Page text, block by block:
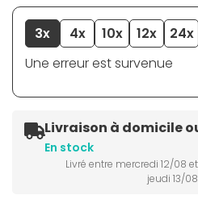
3x 4x 10x 12x
24x
Une erreur est survenue
Livraison à domicile
En stock
Livré entre mercredi 12/08 et
jeudi 13/08